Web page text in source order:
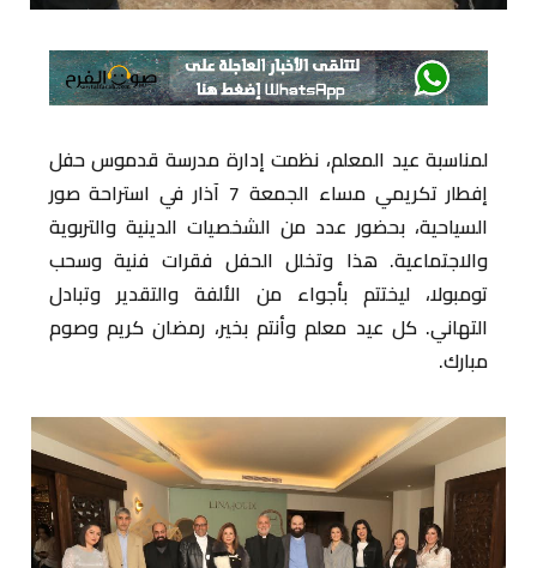
لمناسبة عيد المعلم، نظمت إدارة مدرسة قدموس حفل
إفطار تكريمي مساء الجمعة 7 آذار في استراحة صور
السياحية، بحضور عدد من الشخصيات الدينية والتربوية
والاجتماعية. هذا وتخلل الحفل فقرات فنية وسحب
تومبولا، ليختتم بأجواء من الألفة والتقدير وتبادل
التهاني. كل عيد معلم وأنتم بخير، رمضان كريم وصوم
مبارك.